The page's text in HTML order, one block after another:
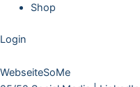
Shop
Login
WebseiteSoMe